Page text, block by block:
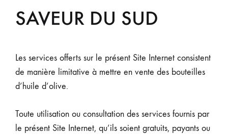
SAVEUR DU SUD
Les services offerts sur le présent Site Internet consistent
de manière limitative à mettre en vente des bouteilles
d’huile d’olive.
Toute utilisation ou consultation des services fournis par
le présent Site Internet, qu’ils soient gratuits, payants ou